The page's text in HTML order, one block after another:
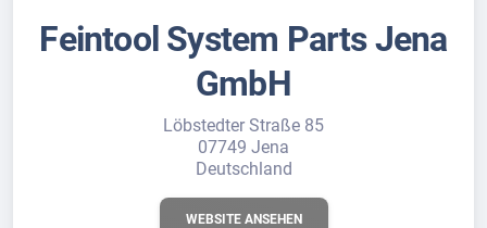
Feintool System Parts Jena
GmbH
Löbstedter Straße 85
07749 Jena
Deutschland
WEBSITE ANSEHEN